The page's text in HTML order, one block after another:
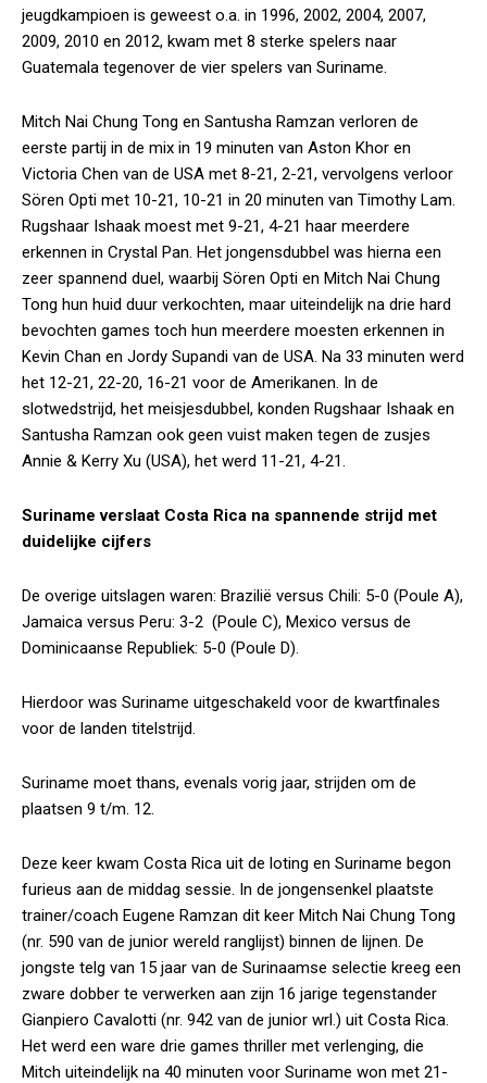
jeugdkampioen is geweest o.a. in 1996, 2002, 2004, 2007,
2009, 2010 en 2012, kwam met 8 sterke spelers naar
Guatemala tegenover de vier spelers van Suriname.
Mitch Nai Chung Tong en Santusha Ramzan verloren de
eerste partij in de mix in 19 minuten van Aston Khor en
Victoria Chen van de USA met 8-21, 2-21, vervolgens verloor
Sören Opti met 10-21, 10-21 in 20 minuten van Timothy Lam.
Rugshaar Ishaak moest met 9-21, 4-21 haar meerdere
erkennen in Crystal Pan. Het jongensdubbel was hierna een
zeer spannend duel, waarbij Sören Opti en Mitch Nai Chung
Tong hun huid duur verkochten, maar uiteindelijk na drie hard
bevochten games toch hun meerdere moesten erkennen in
Kevin Chan en Jordy Supandi van de USA. Na 33 minuten werd
het 12-21, 22-20, 16-21 voor de Amerikanen. In de
slotwedstrijd, het meisjesdubbel, konden Rugshaar Ishaak en
Santusha Ramzan ook geen vuist maken tegen de zusjes
Annie & Kerry Xu (USA), het werd 11-21, 4-21.
Suriname verslaat Costa Rica na spannende strijd met
duidelijke cijfers
De overige uitslagen waren: Brazilië versus Chili: 5-0 (Poule A),
Jamaica versus Peru: 3-2 (Poule C), Mexico versus de
Dominicaanse Republiek: 5-0 (Poule D).
Hierdoor was Suriname uitgeschakeld voor de kwartfinales
voor de landen titelstrijd.
Suriname moet thans, evenals vorig jaar, strijden om de
plaatsen 9 t/m. 12.
Deze keer kwam Costa Rica uit de loting en Suriname begon
furieus aan de middag sessie. In de jongensenkel plaatste
trainer/coach Eugene Ramzan dit keer Mitch Nai Chung Tong
(nr. 590 van de junior wereld ranglijst) binnen de lijnen. De
jongste telg van 15 jaar van de Surinaamse selectie kreeg een
zware dobber te verwerken aan zijn 16 jarige tegenstander
Gianpiero Cavalotti (nr. 942 van de junior wrl.) uit Costa Rica.
Het werd een ware drie games thriller met verlenging, die
Mitch uiteindelijk na 40 minuten voor Suriname won met 21-